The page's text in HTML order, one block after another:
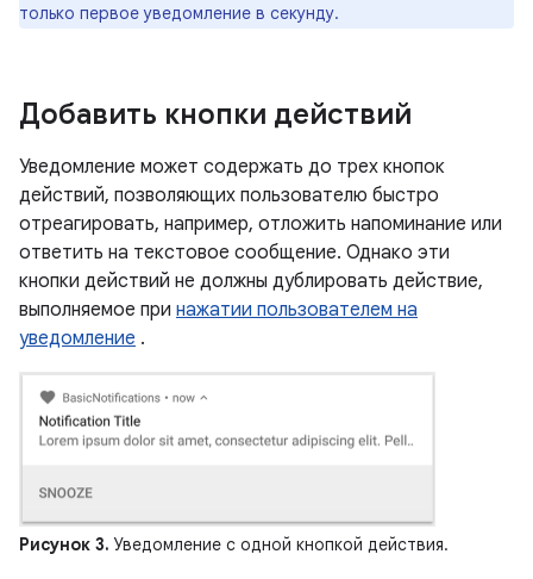
только первое уведомление в секунду.
Добавить кнопки действий
Уведомление может содержать до трех кнопок
действий, позволяющих пользователю быстро
отреагировать, например, отложить напоминание или
ответить на текстовое сообщение. Однако эти
кнопки действий не должны дублировать действие,
выполняемое при нажатии пользователем на
уведомление .
Рисунок 3. Уведомление с одной кнопкой действия.